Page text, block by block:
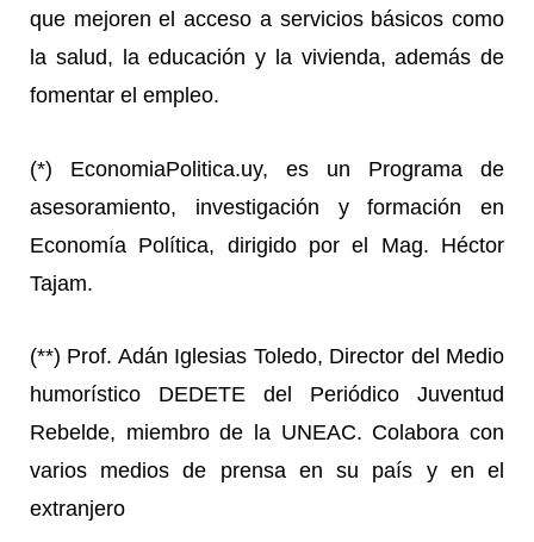
que mejoren el acceso a servicios básicos como
la salud, la educación y la vivienda, además de
fomentar el empleo.
(*) EconomiaPolitica.uy, es un Programa de
asesoramiento, investigación y formación en
Economía Política, dirigido por el Mag. Héctor
Tajam.
(**) Prof. Adán Iglesias Toledo, Director del Medio
humorístico DEDETE del Periódico Juventud
Rebelde, miembro de la UNEAC. Colabora con
varios medios de prensa en su país y en el
extranjero